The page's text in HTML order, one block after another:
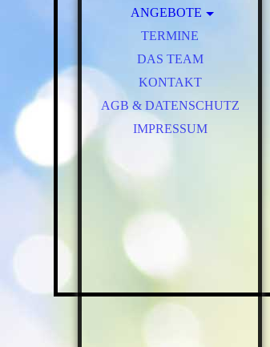
ANGEBOTE
EINZELSTUNDEN
WELPEN
JUNGHUNDE
ALLTAGSTRAINING
SPIELSTUNDE
SPAZIERGÄNGE
TERMINE
DAS TEAM
KONTAKT
AGB & DATENSCHUTZ
IMPRESSUM